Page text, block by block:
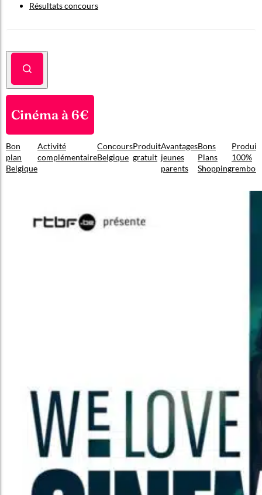
Résultats concours
Cinéma à 6€
Bon
plan
Belgique
Activité
complémentaire
Concours
Belgique
Produit
gratuit
Avantages
jeunes
parents
Bons
Plans
Shopping
Produit
100%